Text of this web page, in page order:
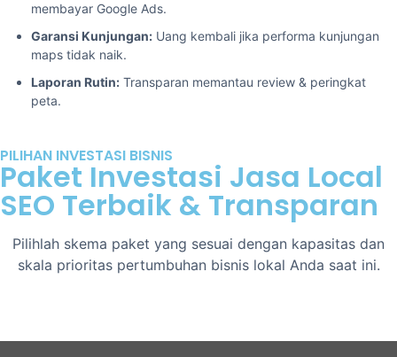
membayar Google Ads.
Garansi Kunjungan: Uang kembali jika performa kunjungan
maps tidak naik.
Laporan Rutin: Transparan memantau review & peringkat
peta.
PILIHAN INVESTASI BISNIS
Paket Investasi Jasa Local
SEO Terbaik & Transparan
Pilihlah skema paket yang sesuai dengan kapasitas dan
skala prioritas pertumbuhan bisnis lokal Anda saat ini.